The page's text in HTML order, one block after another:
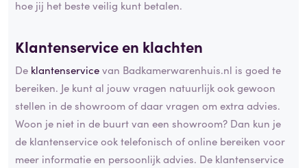
hoe jij het beste veilig kunt betalen.
Klantenservice en klachten
De klantenservicevan Badkamerwarenhuis.nl is goed te
bereiken. Je kunt al jouw vragen natuurlijk ook gewoon
stellen in de showroom of daar vragen om extra advies.
Woon je niet in de buurt van een showroom? Dan kun je
de klantenservice ook telefonisch of online bereiken voor
meer informatie en persoonlijk advies. De klantenservice